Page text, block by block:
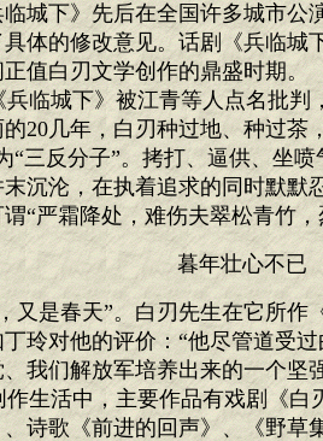
城下》先后在全国许多城市公
体的修改意见。话剧《兵临城
值白刃文学创作的鼎盛时期。
临城下》被江青等人点名批判
20几年，白刃种过地、种过茶
“三反分子”。拷打、逼供、坐
沉沦，在执着追求的同时默默
“严霜降处，难伤夫翠松青竹
暮年壮心不已
是春天”。白刃先生在它所作
玲对他的评价：“他尽管道受
我们解放军培养出来的一个坚
生活中，主要作品有戏剧《白
诗歌《前进的回声》、《野草